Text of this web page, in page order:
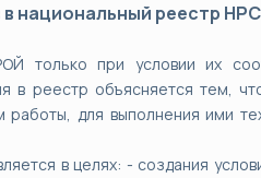
национальный реестр НРС
только при условии их
в реестр объясняется тем,
для выполнения ими
в целях: - создания